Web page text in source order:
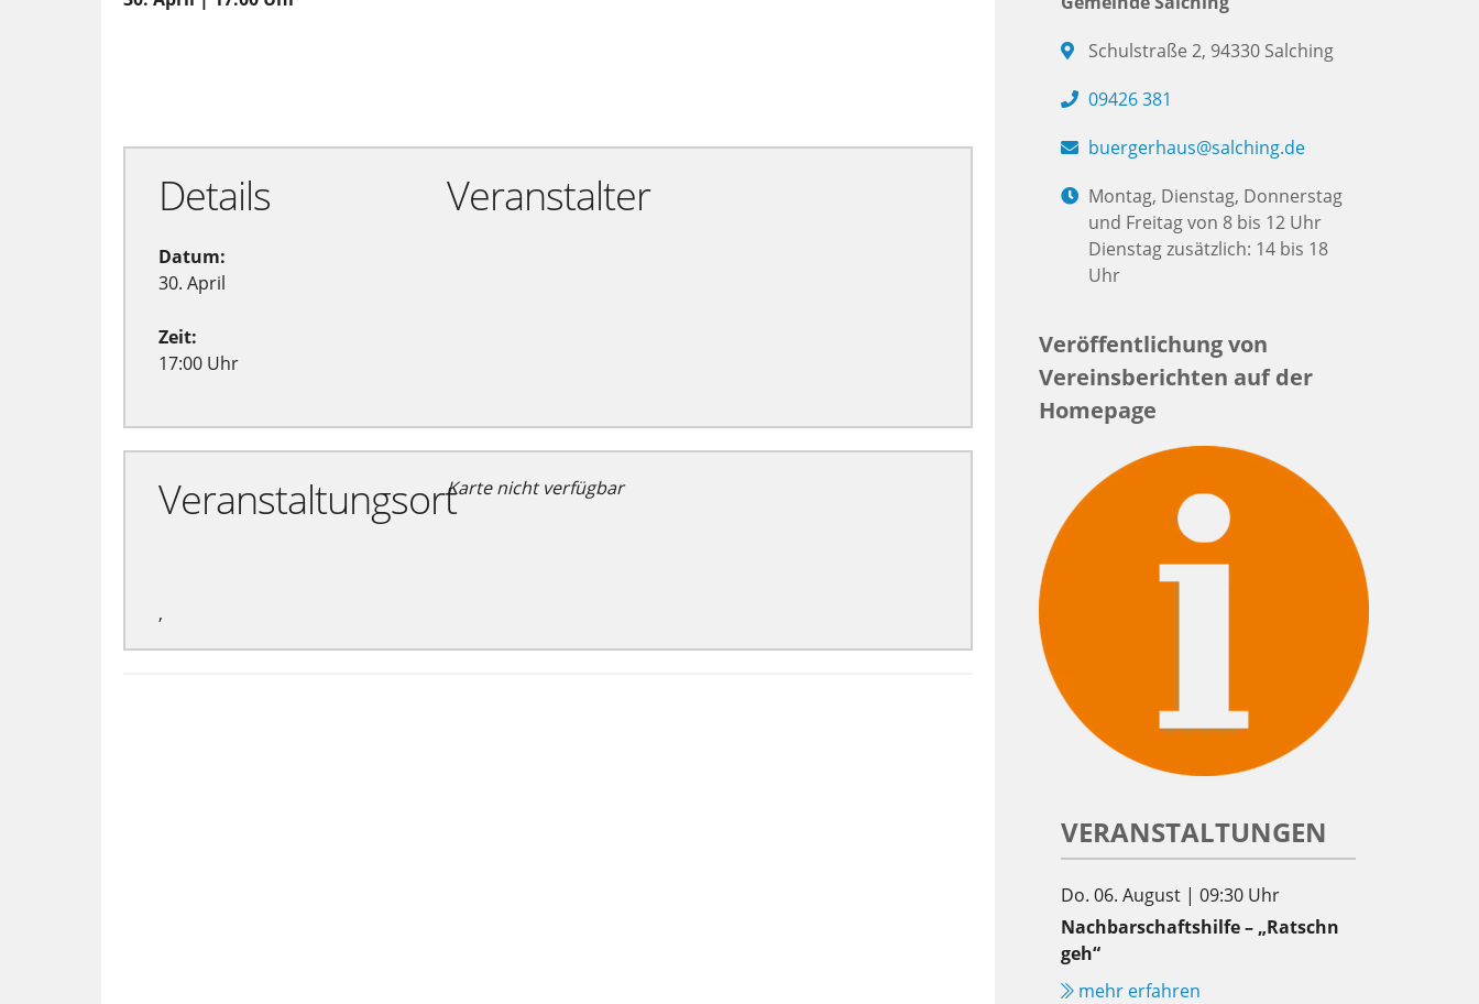
Details
Datum:
30. April
Zeit:
17:00 Uhr
Veranstalter
Veranstaltungsort
,
Karte nicht verfügbar
Schulstraße 2, 94330 Salching
09426 381
buergerhaus@salching.de
Montag, Dienstag, Donnerstag
und Freitag von 8 bis 12 Uhr
Dienstag zusätzlich: 14 bis 18
Uhr
Veröffentlichung von
Vereinsberichten auf der
Homepage
VERANSTALTUNGEN
Do. 06. August | 09:30 Uhr
Nachbarschaftshilfe – „Ratschn
geh“
mehr erfahren